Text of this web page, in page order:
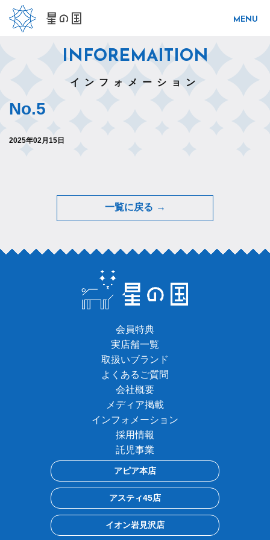
INFOREMAITION
インフォメーション
No.5
2025年02月15日
一覧に戻る →
会員特典
実店舗一覧
取扱いブランド
よくあるご質問
会社概要
メディア掲載
インフォメーション
採用情報
託児事業
アピア本店
アスティ45店
イオン岩見沢店